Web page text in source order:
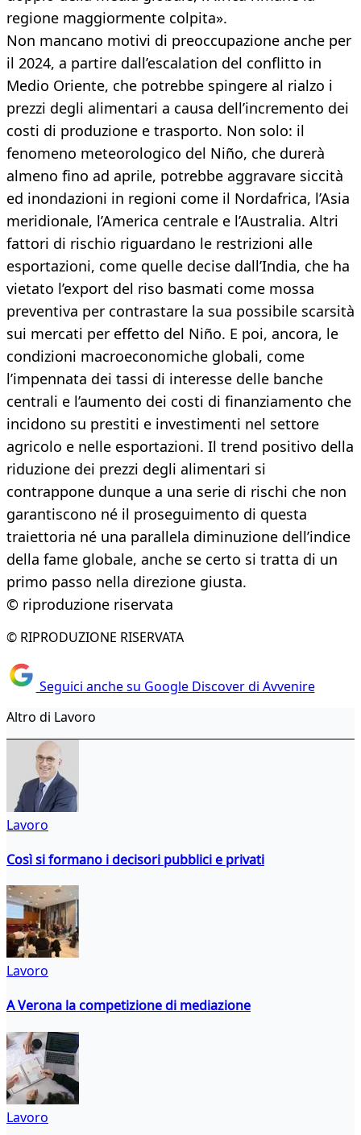
regione maggiormente colpita».
Non mancano motivi di preoccupazione anche per
il 2024, a partire dall’escalation del conflitto in
Medio Oriente, che potrebbe spingere al rialzo i
prezzi degli alimentari a causa dell’incremento dei
costi di produzione e trasporto. Non solo: il
fenomeno meteorologico del Niño, che durerà
almeno fino ad aprile, potrebbe aggravare siccità
ed inondazioni in regioni come il Nordafrica, l’Asia
meridionale, l’America centrale e l’Australia. Altri
fattori di rischio riguardano le restrizioni alle
esportazioni, come quelle decise dall’India, che ha
vietato l’export del riso basmati come mossa
preventiva per contrastare la sua possibile scarsità
sui mercati per effetto del Niño. E poi, ancora, le
condizioni macroeconomiche globali, come
l’impennata dei tassi di interesse delle banche
centrali e l’aumento dei costi di finanziamento che
incidono su prestiti e investimenti nel settore
agricolo e nelle esportazioni. Il trend positivo della
riduzione dei prezzi degli alimentari si
contrappone dunque a una serie di rischi che non
garantiscono né il proseguimento di questa
traiettoria né una parallela diminuzione dell’indice
della fame globale, anche se certo si tratta di un
primo passo nella direzione giusta.
© riproduzione riservata
© RIPRODUZIONE RISERVATA
Seguici anche su Google Discover di Avvenire
Altro di Lavoro
Lavoro
Così si formano i decisori pubblici e privati
Lavoro
A Verona la competizione di mediazione
Lavoro